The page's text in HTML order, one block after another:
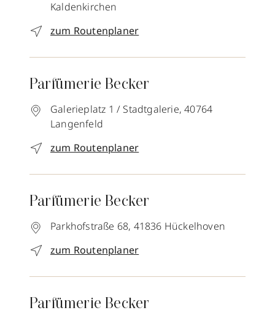
Kaldenkirchen
zum Routenplaner
Parfümerie Becker
Galerieplatz 1 / Stadtgalerie, 40764
Langenfeld
zum Routenplaner
Parfümerie Becker
Parkhofstraße 68, 41836 Hückelhoven
zum Routenplaner
Parfümerie Becker